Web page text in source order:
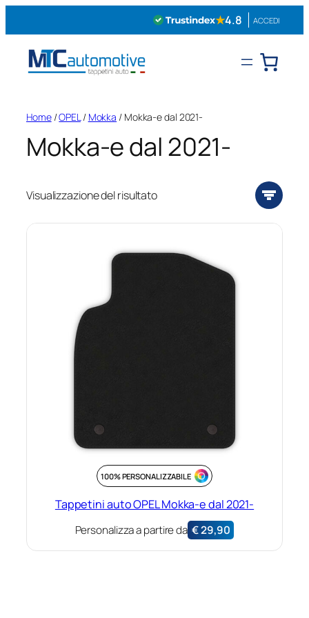
★4.8 ACCEDI
Home/OPEL/ Mokka / Mokka-e dal 2021-
Mokka-e dal 2021-
Visualizzazione del risultato
100% PERSONALIZZABILE
Tappetini auto OPEL Mokka-e dal 2021-
Personalizza a partire da €29,90